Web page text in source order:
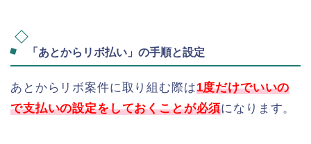
「あとからリボ払い」の手順と設定
あとからリボ案件に取り組む際は1度だけでいいの
で支払いの設定をしておくことが必須になります。